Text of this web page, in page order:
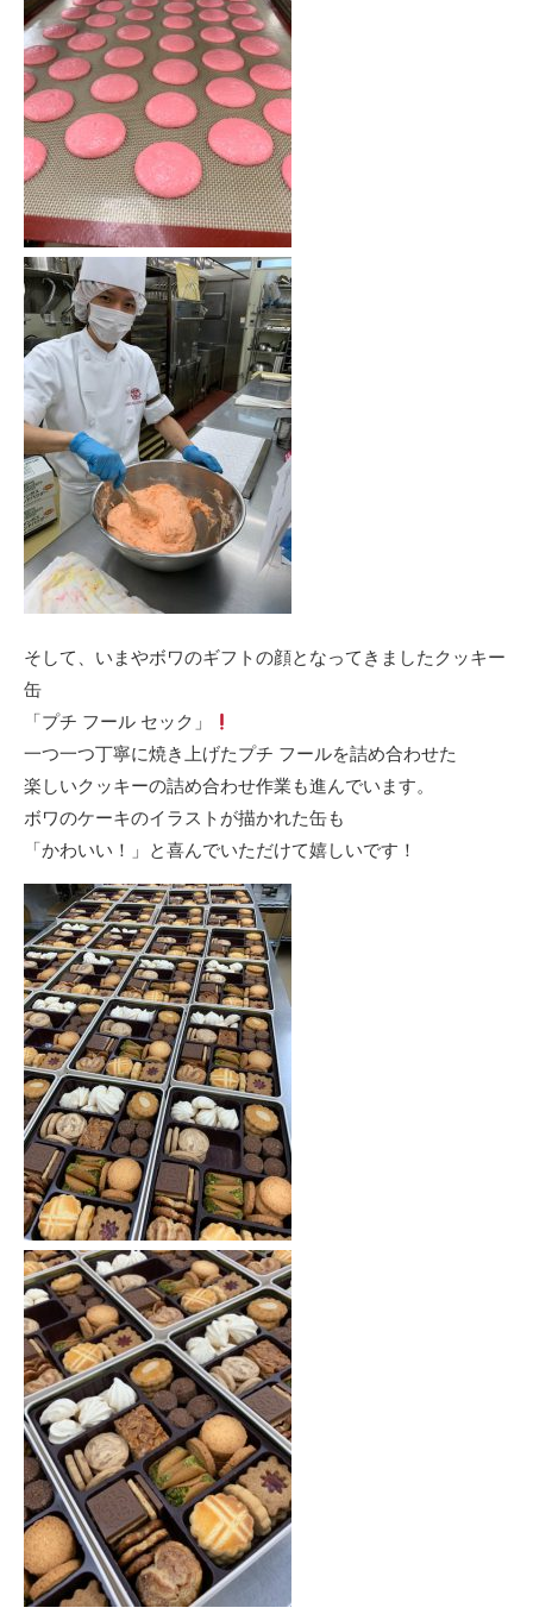
そして、いまやボワのギフトの顔となってきましたクッキー
缶
「プチ フール セック」
一つ一つ丁寧に焼き上げたプチ フールを詰め合わせた
楽しいクッキーの詰め合わせ作業も進んでいます。
ボワのケーキのイラストが描かれた缶も
「かわいい！」と喜んでいただけて嬉しいです！